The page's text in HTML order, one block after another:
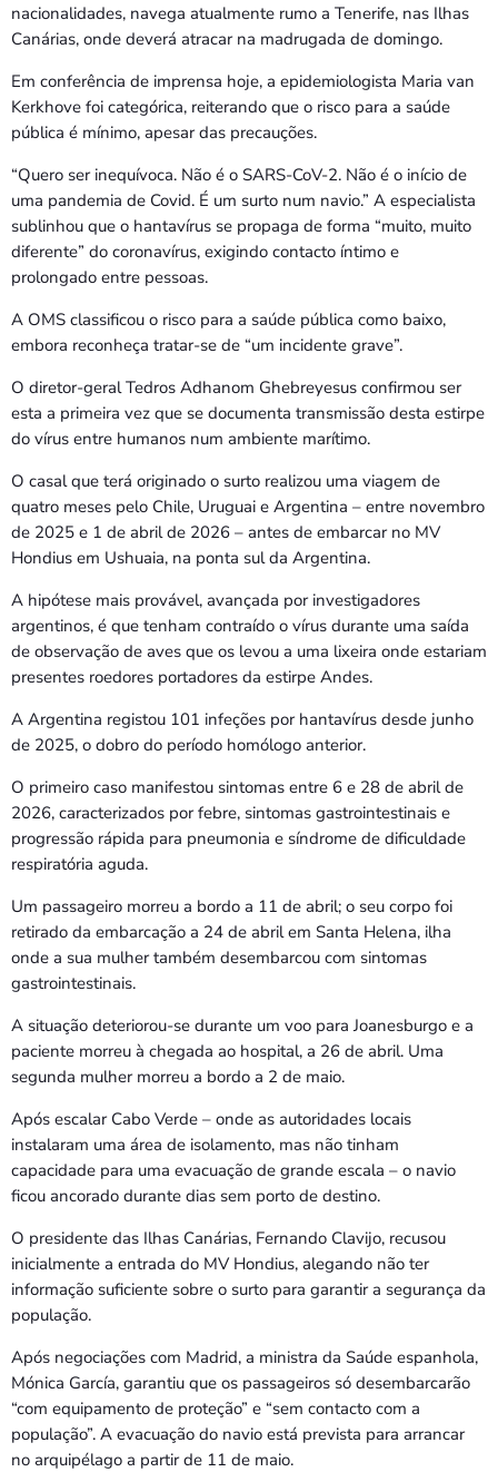
Bom dia RAFA
7:00 AM - 10:00 AM
nacionalidades, navega atualmente rumo a Tenerife, nas Ilhas
Canárias, onde deverá atracar na madrugada de domingo.
Em conferência de imprensa hoje, a epidemiologista Maria van
Kerkhove foi categórica, reiterando que o risco para a saúde
pública é mínimo, apesar das precauções.
“Quero ser inequívoca. Não é o SARS-CoV-2. Não é o início de
uma pandemia de Covid. É um surto num navio.” A especialista
sublinhou que o hantavírus se propaga de forma “muito, muito
diferente” do coronavírus, exigindo contacto íntimo e
prolongado entre pessoas.
A OMS classificou o risco para a saúde pública como baixo,
embora reconheça tratar-se de “um incidente grave”.
O diretor-geral Tedros Adhanom Ghebreyesus confirmou ser
esta a primeira vez que se documenta transmissão desta estirpe
do vírus entre humanos num ambiente marítimo.
O casal que terá originado o surto realizou uma viagem de
quatro meses pelo Chile, Uruguai e Argentina – entre novembro
de 2025 e 1 de abril de 2026 – antes de embarcar no MV
Hondius em Ushuaia, na ponta sul da Argentina.
A hipótese mais provável, avançada por investigadores
argentinos, é que tenham contraído o vírus durante uma saída
de observação de aves que os levou a uma lixeira onde estariam
presentes roedores portadores da estirpe Andes.
A Argentina registou 101 infeções por hantavírus desde junho
de 2025, o dobro do período homólogo anterior.
O primeiro caso manifestou sintomas entre 6 e 28 de abril de
2026, caracterizados por febre, sintomas gastrointestinais e
progressão rápida para pneumonia e síndrome de dificuldade
respiratória aguda.
Um passageiro morreu a bordo a 11 de abril; o seu corpo foi
retirado da embarcação a 24 de abril em Santa Helena, ilha
onde a sua mulher também desembarcou com sintomas
gastrointestinais.
A situação deteriorou-se durante um voo para Joanesburgo e a
paciente morreu à chegada ao hospital, a 26 de abril. Uma
segunda mulher morreu a bordo a 2 de maio.
Após escalar Cabo Verde – onde as autoridades locais
instalaram uma área de isolamento, mas não tinham
capacidade para uma evacuação de grande escala – o navio
ficou ancorado durante dias sem porto de destino.
O presidente das Ilhas Canárias, Fernando Clavijo, recusou
inicialmente a entrada do MV Hondius, alegando não ter
informação suficiente sobre o surto para garantir a segurança da
população.
Após negociações com Madrid, a ministra da Saúde espanhola,
Mónica García, garantiu que os passageiros só desembarcarão
“com equipamento de proteção” e “sem contacto com a
população”. A evacuação do navio está prevista para arrancar
no arquipélago a partir de 11 de maio.